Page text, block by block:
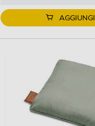
AGGIUNGI